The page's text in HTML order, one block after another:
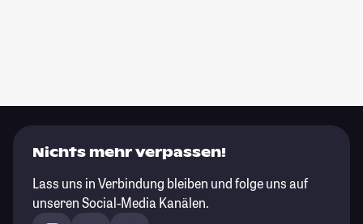
Nichts mehr verpassen!
Lass uns in Verbindung bleiben und folge uns auf
unseren Social-Media Kanälen.